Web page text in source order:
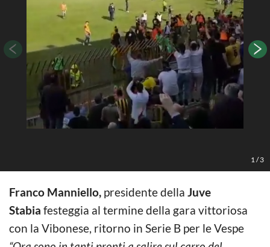
1 /3
Franco Manniello, presidente della Juve
Stabia festeggia al termine della gara vittoriosa
con la Vibonese, ritorno in Serie B per le Vespe